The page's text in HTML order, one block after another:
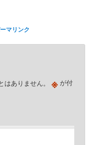
マリンク
ありません。 ※ が付